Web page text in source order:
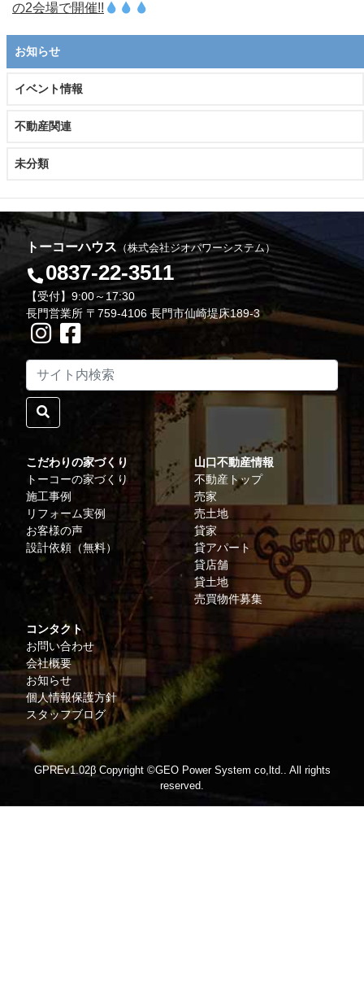
の2会場で開催!!
お知らせ
イベント情報
不動産関連
未分類
トーコーハウス （株式会社ジオパワーシステム）
0837-22-3511
【受付】9:00～17:30
長門営業所 〒759-4106 長門市仙崎堤床189-3
こだわりの家づくり
トーコーの家づくり
施工事例
リフォーム実例
お客様の声
設計依頼（無料）
山口不動産情報
不動産トップ
売家
売土地
貸家
貸アパート
貸店舗
貸土地
売買物件募集
コンタクト
お問い合わせ
会社概要
お知らせ
個人情報保護方針
スタッフブログ
GPREv1.02β Copyright ©GEO Power System co,ltd.. All rights
reserved.